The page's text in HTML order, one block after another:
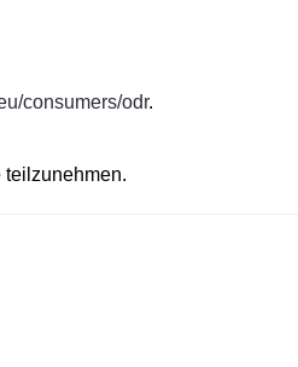
consumers/odr.